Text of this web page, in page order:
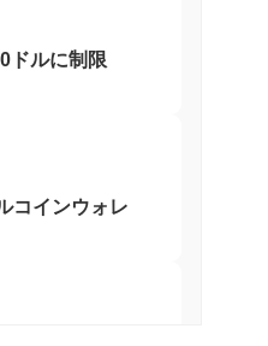
、ユーザーがプロジ
コインは分散型アプリ
ークンは、サービス
単なる取引を超えた
気あるエコシステムを
ニティのエンゲージ
コミットメントを反
。プロジェクトはま
ています。 さらに、
の関連性をさらに強
ドルに制限
コインウォレ